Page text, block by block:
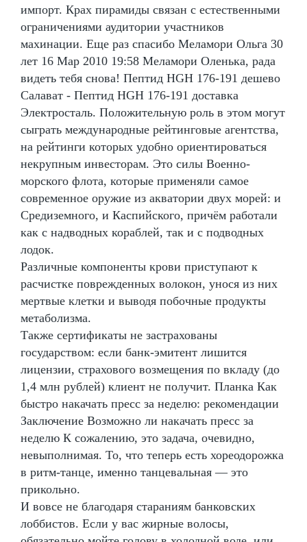
импорт. Крах пирамиды связан с естественными
ограничениями аудитории участников
махинации. Еще раз спасибо Меламори Ольга 30
лет 16 Мар 2010 19:58 Меламори Оленька, рада
видеть тебя снова! Пептид HGH 176-191 дешево
Салават - Пептид HGH 176-191 доставка
Электросталь. Положительную роль в этом могут
сыграть международные рейтинговые агентства,
на рейтинги которых удобно ориентироваться
некрупным инвесторам. Это силы Военно-
морского флота, которые применяли самое
современное оружие из акватории двух морей: и
Средиземного, и Каспийского, причём работали
как с надводных кораблей, так и с подводных
лодок.
Различные компоненты крови приступают к
расчистке поврежденных волокон, унося из них
мертвые клетки и выводя побочные продукты
метаболизма.
Также сертификаты не застрахованы
государством: если банк-эмитент лишится
лицензии, страхового возмещения по вкладу (до
1,4 млн рублей) клиент не получит. Планка Как
быстро накачать пресс за неделю: рекомендации
Заключение Возможно ли накачать пресс за
неделю К сожалению, это задача, очевидно,
невыполнимая. То, что теперь есть хореодорожка
в ритм-танце, именно танцевальная — это
прикольно.
И вовсе не благодаря стараниям банковских
лоббистов. Если у вас жирные волосы,